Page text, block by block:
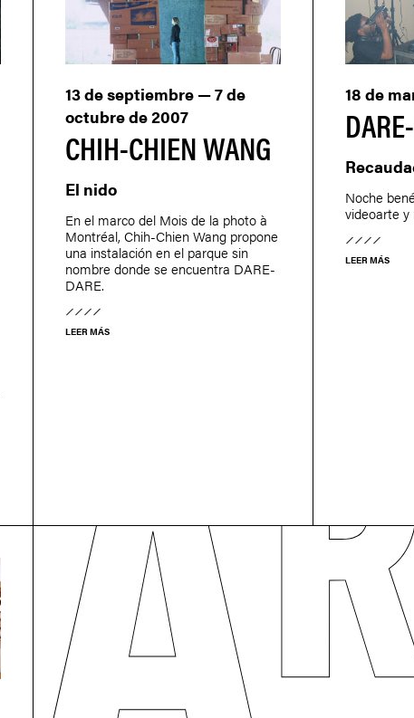
CHIH-CHIEN WANG
13 de septiembre — 7 de
octubre de 2007
El nido
En el marco del Mois de la photo à
Montréal, Chih-Chien Wang propone
una instalación en el parque sin
nombre donde se encuentra DARE-
DARE.
LEER MÁS
18 de
Noche
videoarte y
LEER MÁS